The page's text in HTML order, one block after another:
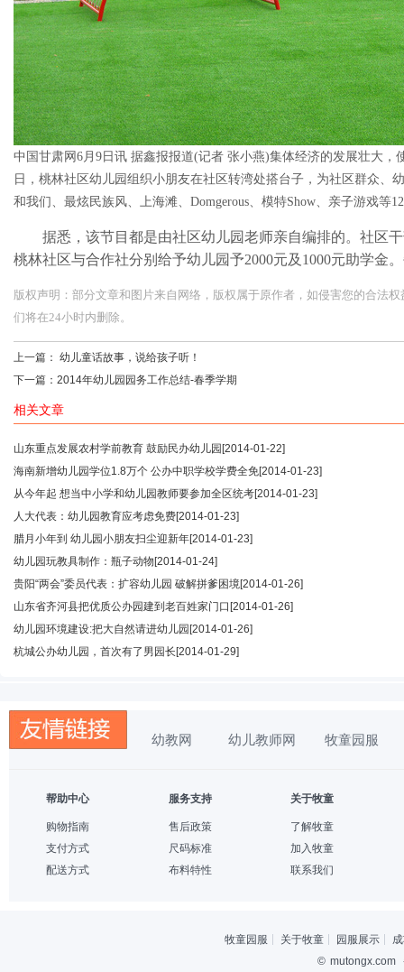
中国甘肃网6月9日讯 据鑫报报道(记者 张小燕)集体经济的发展壮大，
日，桃林社区幼儿园组织小朋友在社区转湾处搭台子，为社区群众、
和我们、最炫民族风、上海滩、Domgerous、模特Show、亲子游戏等
据悉，该节目都是由社区幼儿园老师亲自编排的。社区干
桃林社区与合作社分别给予幼儿园予2000元及1000元助学金
版权声明：部分文章和图片来自网络，版权属于原作者，如侵害您的合法
们将在24小时内删除。
上一篇： 幼儿童话故事，说给孩子听！
下一篇： 2014年幼儿园园务工作总结-春季学期
相关文章
山东重点发展农村学前教育 鼓励民办幼儿园 [2014-01-22]
海南新增幼儿园学位1.8万个 公办中职学校学费全免[2014-01-23]
从今年起 想当中小学和幼儿园教师要参加全区统考[2014-01-23]
人大代表：幼儿园教育应考虑免费[2014-01-23]
腊月小年到 幼儿园小朋友扫尘迎新年[2014-01-23]
幼儿园玩教具制作：瓶子动物 [2014-01-24]
贵阳“两会”委员代表：扩容幼儿园 破解拼爹困境[2014-01-26]
山东省齐河县把优质公办园建到老百姓家门口 [2014-01-26]
幼儿园环境建设:把大自然请进幼儿园 [2014-01-26]
杭城公办幼儿园，首次有了男园长 [2014-01-29]
幼教网 幼儿教师网 牧童园服
帮助中心
购物指南
支付方式
配送方式
服务支持
售后政策
尺码标准
布料特性
关于牧童
了解牧童
加入牧童
联系我们
牧童园服 关于牧童 园服展示
© mutongx.com